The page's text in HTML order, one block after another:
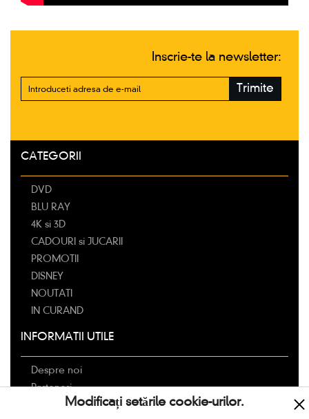
Inscrie-te la newsletter:
Trimite
CATEGORII
DVD
BLU RAY
4K si 3D
CADOURI si JUCARII
PROMOTII
DISNEY
NOUTATI
IN CURAND
INFORMATII UTILE
Despre noi
Parteneri
LivrareaModificați setările cookie-urilor.